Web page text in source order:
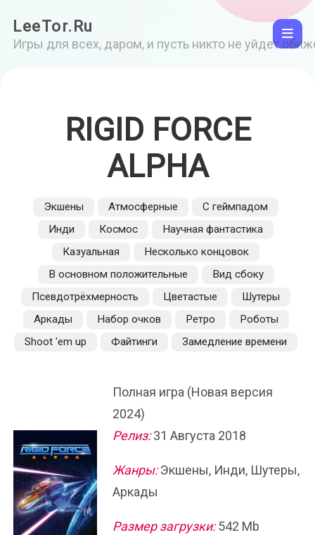
LeeTor.Ru
Игры для всех, даром, и пусть никто не уйдет
RIGID FORCE
ALPHA
Экшены Атмосферные
С геймпадом
Инди
Космос
Научная фантастика
Казуальная
Несколько концовок
В основном положительные
Вид сбоку
Псевдотрёхмерность
Цветастые
Шутеры
Аркады
Набор очков Ретро
Роботы
Shoot 'em up
Файтинги Замедление времени
Полная игра (Новая версия
2024)
Релиз:31 Августа 2018
Жанры:Экшены, Инди, Шутеры,
Аркады
Размер загрузки:542 Mb